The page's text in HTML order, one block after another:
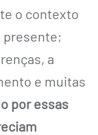
o contexto
presente;
a
e muitas
por essas